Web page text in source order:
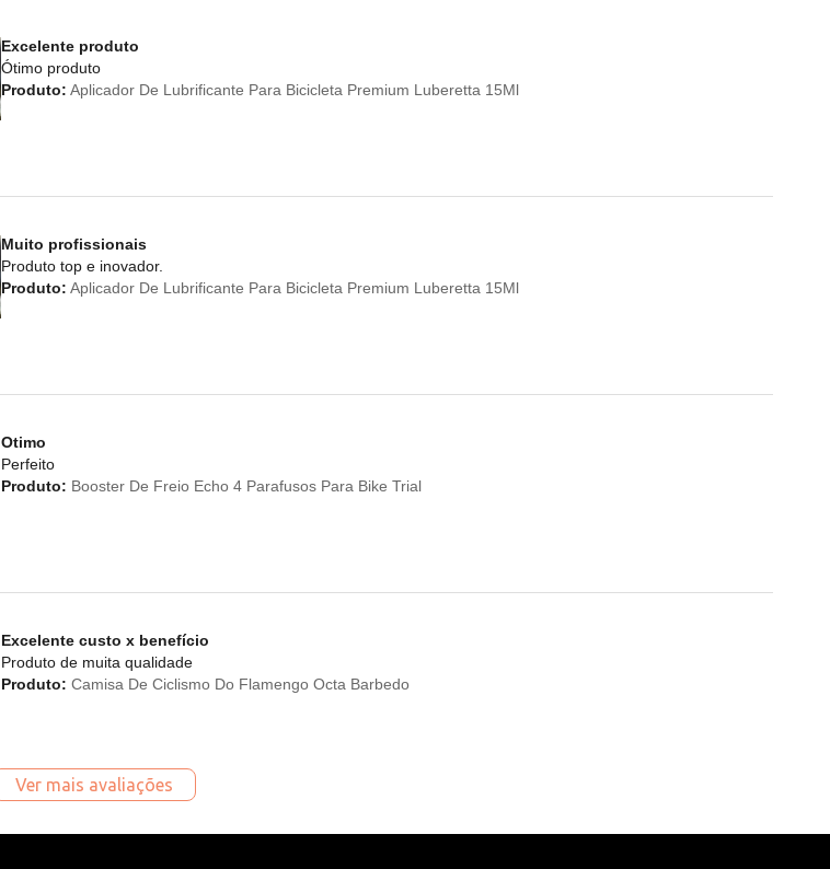
Excelente produto
Ótimo produto
Produto: Aplicador De Lubrificante Para Bicicleta Premium Luberetta 15Ml
Muito profissionais
Produto top e inovador.
Produto: Aplicador De Lubrificante Para Bicicleta Premium Luberetta 15Ml
Otimo
Perfeito
Produto: Booster De Freio Echo 4 Parafusos Para Bike Trial
Excelente custo x benefício
Produto de muita qualidade
Produto: Camisa De Ciclismo Do Flamengo Octa Barbedo
Ver mais avaliações